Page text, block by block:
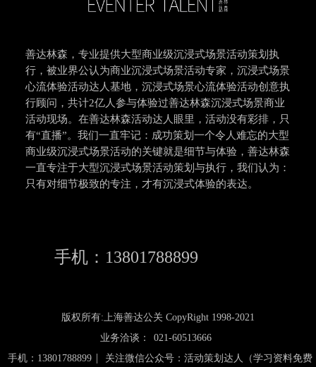
善达林森，专业提供大型商业级沉浸式场景活动策划执
行，被业界公认为商业沉浸式场景活动专家，沉浸式场景
心流体验活动达人基地，沉浸式场景心流体验活动创意执
行顾问，共计2亿人参与体验过善达林森沉浸式场景商业
活动现场。在善达林森活动达人眼里，活动没有彩排，只
有“直播”。我们一直牢记：成功策划一个令人难忘的大型
商业级沉浸式场景活动的关键就是细节与体验，善达林森
一直专注于大型沉浸式场景活动策划与执行，我们认为：
只有对细节极致的专注，才有沉浸式体验的表达。
手机：13801788899
版权所有:上海善达公关 CopyRight 1998-2021
业务洽谈：
021-60513666
手机：13801788899 | 关注微信公众号：活动策划达人（学习资料免费